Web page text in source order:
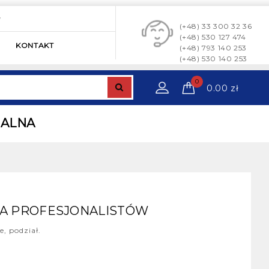
KONTAKT
(+48) 33 300 32 36
(+48) 530 127 474
(+48) 793 140 253
(+48) 530 140 253
0
0.00 zł
PROFESJONALISTÓW
podział.